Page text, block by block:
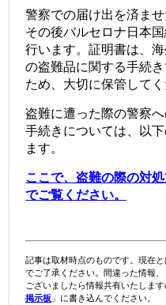
警察での届け出を済ま
その後バルセロナ日本
行います。証明書は、
の盗難品に関する手続
ため、大切に保管してく
盗難に遭った際の警察
手続きについては、以
ます。
ここで、盗難の際の対
でご覧ください。
記事は取材時点のものです。現在
でご了承ください。間違った情報
ございましたら情報共有いたしま
掲示板 」に書き込んでください。